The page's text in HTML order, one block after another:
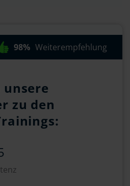
98% Weiterempfehlung
unsere
zu den